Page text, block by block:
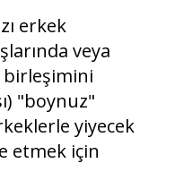
erkek
veya
"boynuz"
yiyecek
etmek için